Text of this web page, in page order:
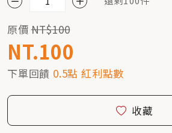
原價NT$100
NT.100
下單回饋 0.5點 紅利點數
收藏